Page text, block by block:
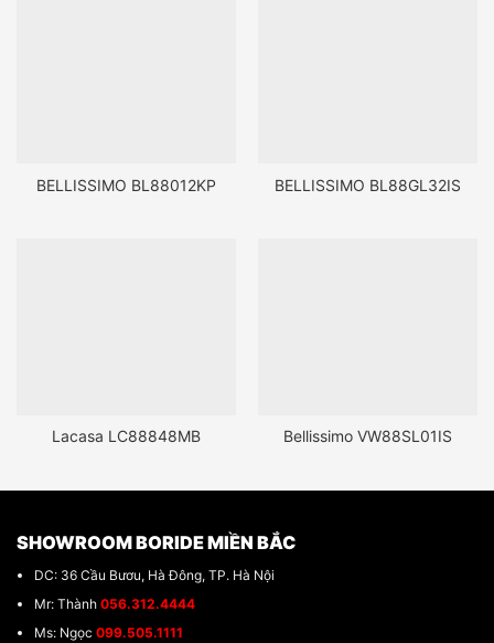
BELLISSIMO BL88012KP BELLISSIMO BL88GL32IS
Lacasa LC88848MB Bellissimo VW88SL01IS
SHOWROOM BORIDE MIỀN BẮC
DC: 36 Cầu Bươu, Hà Đông, TP. Hà Nội
Mr: Thành 056.312.4444
Ms: Ngọc 099.505.1111